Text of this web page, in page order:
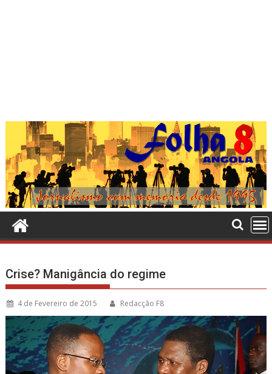
Crise? Manigância do regime
4 de Fevereiro de 2015 Redacção F8